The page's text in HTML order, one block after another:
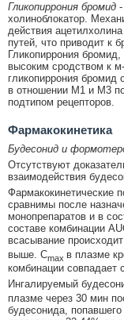
Гликопиррония бромид
холиноблокатор.
действия
путей, что приводит к
Гликопиррония
высоким сродством к
гликопиррония бромид
в отношении M1 и М3
подтипом рецепторов.
Фармакокинетика
Будесонид и
Отсутствуют
взаимодействия
Фармакокинетические
сравнимы после
монопрепаратов и в
составе комбинации
всасывание
выше. Cmax в плазме
комбинации совпадает
Ингалируемый
плазме через 30 мин
будесонида, попавшего